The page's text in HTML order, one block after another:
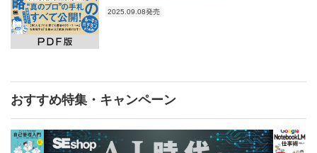
2025.09.08発売
おすすめ特集・キャンペーン